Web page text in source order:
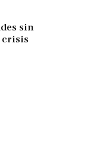
sin
crisis